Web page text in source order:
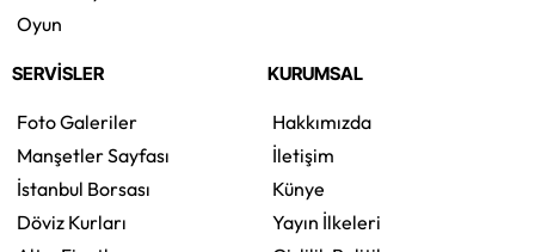
Oyun
SERVİSLER
Foto Galeriler
Manşetler Sayfası
İstanbul Borsası
Döviz Kurları
KURUMSAL
Hakkımızda
İletişim
Künye
Yayın İlkeleri